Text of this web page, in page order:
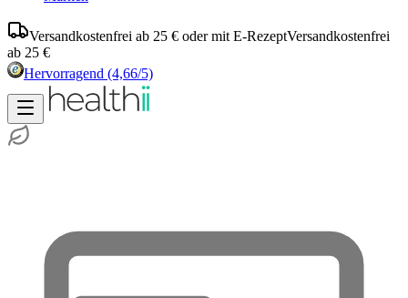
Versandkostenfrei ab 25 € oder mit E-RezeptVersandkostenfrei
ab 25 €
Hervorragend (4,66/5)